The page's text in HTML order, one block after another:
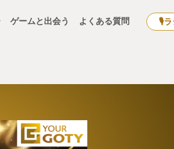
ゲームと出会う よくある質問 🎙ラ